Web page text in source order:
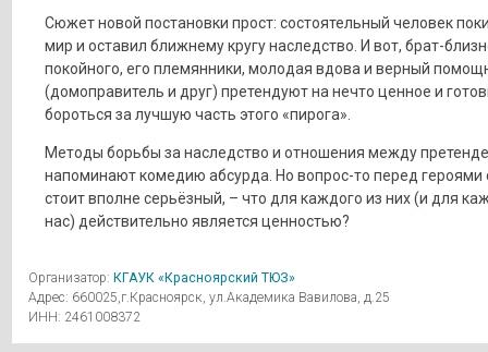
Сюжет новой постановки прост: состоятельный человек
мир и оставил ближнему кругу наследство. И вот, брат-
покойного, его племянники, молодая вдова и верный
(домоправитель и друг) претендуют на нечто ценное и
бороться за лучшую часть этого «пирога».
Методы борьбы за наследство и отношения между
напоминают комедию абсурда. Но вопрос-то перед героями
стоит вполне серьёзный, – что для каждого из них (и для
нас) действительно является ценностью?
Организатор: КГАУК «Красноярский ТЮЗ»
Адрес: 660025,г.Красноярск, ул.Академика Вавилова, д.25
ИНН: 2461008372